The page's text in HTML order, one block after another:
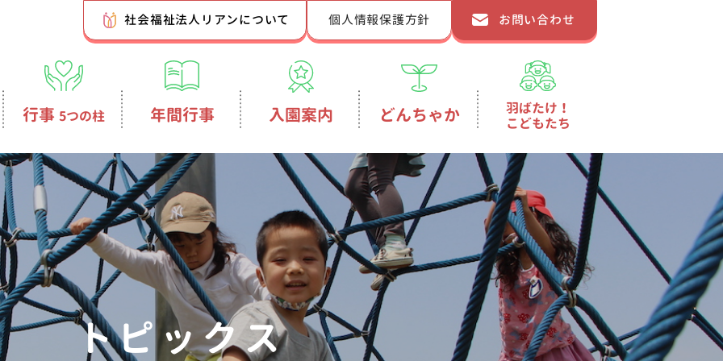
社会福祉法人リアンについて 個人情報保護方針 お問い合わせ
行事 5つの柱 年間行事 入園案内 どんちゃか
羽ばたけ！
こどもたち
トピックス